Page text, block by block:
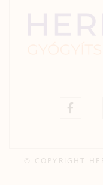
© COPYRIGHT